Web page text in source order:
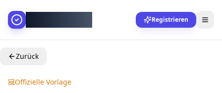
Registrieren
Zurück
Offizielle Vorlage